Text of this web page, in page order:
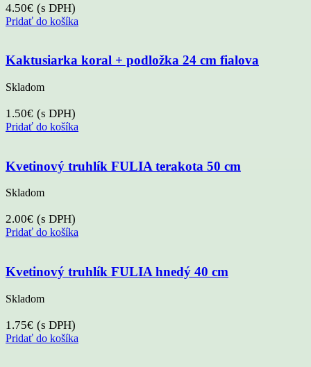
4.50€ (s DPH)
Pridať do košíka
Kaktusiarka koral + podložka 24 cm fialova
Skladom
1.50€ (s DPH)
Pridať do košíka
Kvetinový truhlík FULIA terakota 50 cm
Skladom
2.00€ (s DPH)
Pridať do košíka
Kvetinový truhlík FULIA hnedý 40 cm
Skladom
1.75€ (s DPH)
Pridať do košíka